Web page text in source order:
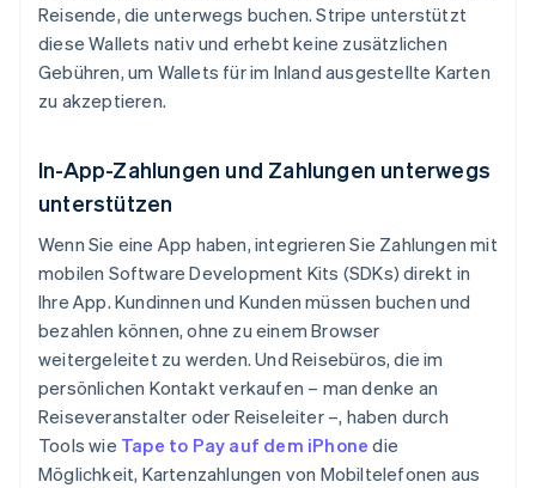
Reisende, die unterwegs buchen. Stripe unterstützt
diese Wallets nativ und erhebt keine zusätzlichen
Gebühren, um Wallets für im Inland ausgestellte Karten
zu akzeptieren.
In-App-Zahlungen und Zahlungen unterwegs
unterstützen
Wenn Sie eine App haben, integrieren Sie Zahlungen mit
mobilen Software Development Kits (SDKs) direkt in
Ihre App. Kundinnen und Kunden müssen buchen und
bezahlen können, ohne zu einem Browser
weitergeleitet zu werden. Und Reisebüros, die im
persönlichen Kontakt verkaufen – man denke an
Reiseveranstalter oder Reiseleiter –, haben durch
Tools wie Tape to Pay auf dem iPhone die
Möglichkeit, Kartenzahlungen von Mobiltelefonen aus